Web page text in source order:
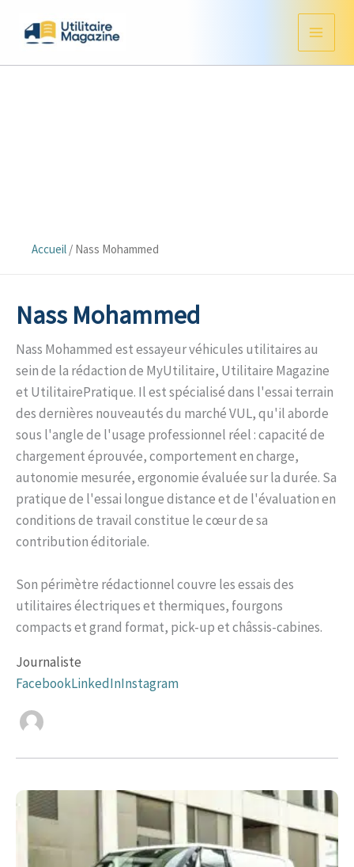
Accueil / Nass Mohammed
Nass Mohammed
Nass Mohammed est essayeur véhicules utilitaires au
sein de la rédaction de MyUtilitaire, Utilitaire Magazine
et UtilitairePratique. Il est spécialisé dans l'essai terrain
des dernières nouveautés du marché VUL, qu'il aborde
sous l'angle de l'usage professionnel réel : capacité de
chargement éprouvée, comportement en charge,
autonomie mesurée, ergonomie évaluée sur la durée. Sa
pratique de l'essai longue distance et de l'évaluation en
conditions de travail constitue le cœur de sa
contribution éditoriale.
Son périmètre rédactionnel couvre les essais des
utilitaires électriques et thermiques, fourgons
compacts et grand format, pick-up et châssis-cabines.
Journaliste
FacebookLinkedInInstagram